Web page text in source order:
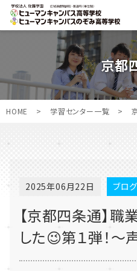
京都
HOME > 学習センター一覧 >
2025年06月22日 ブログ
【京都四条通】職
した😉第１弾！～